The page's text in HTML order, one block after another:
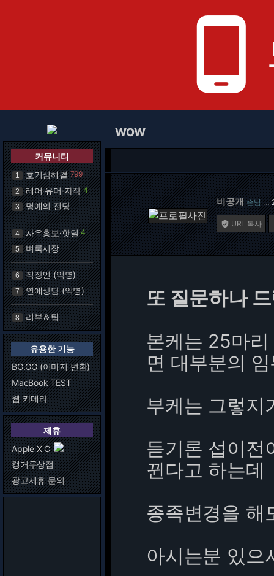
phone_android
커뮤니티
1 호기심해결 799
2 레어·유머·자작 4
3 명예의 전당
4 자유홍보·핫딜 4
5 벼룩시장
6 직장인 (익명)
7 연애상담 (익명)
8 리뷰＆팁
유용한 기능
BG.GG (이미지 변환)
MacBook TEST
웹 카메라
제휴
Apple X C
캥거루상점
광고제휴 문의
WOW
비공개 손님 …
 URL 복사
또 질문하나
본케는 25마
면 대부분의
부케는 그렇지
듣기론 섭이전
뀐다고 하는데
종족변경을 해
아시는분 있으